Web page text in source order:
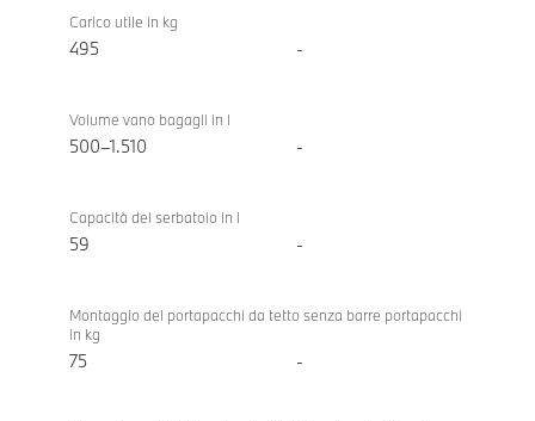
Carico utile in kg
495 -
Volume vano bagagli in l
500–1.510 -
Capacità del serbatoio in l
59 -
Montaggio del portapacchi da tetto senza barre portapacchi
in kg
75 -